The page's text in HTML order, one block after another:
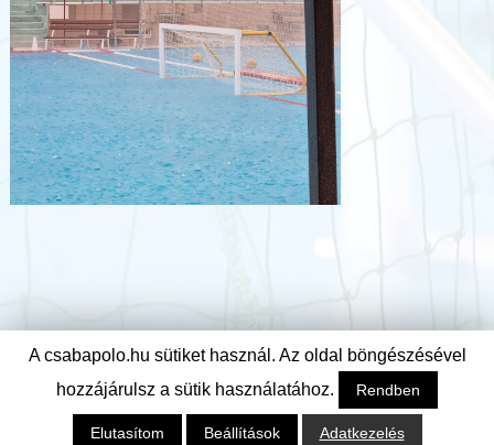
© Csabai Csirkefogók Vízilabda Klub
A csabapolo.hu sütiket használ. Az oldal böngészésével
hozzájárulsz a sütik használatához.
Rendben
Elutasítom Beállítások Adatkezelés